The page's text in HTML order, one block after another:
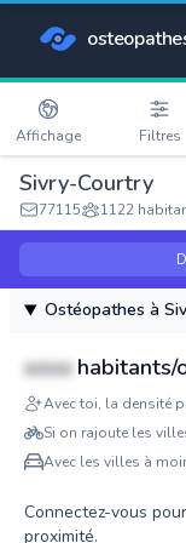
Affichage Filtres
Sivry-Courtry
77115 1122
Ostéopathes à
xxxx habitants/
Avec toi, la densité
Si on rajoute les
Avec les villes à
Connectez-vous
proximité.